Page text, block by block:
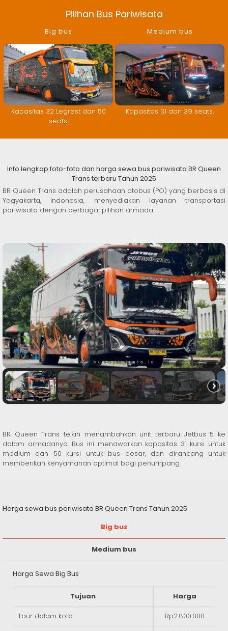
Pilihan Bus Pariwisata
Big bus
Kapasitas 32 Legrest dan 50
seats.
Medium bus
Kapasitas 31 dan 39 seats.
Info lengkap foto-foto dan harga sewa bus pariwisata BR Queen
Trans terbaru Tahun 2025
BR Queen Trans adalah perusahaan otobus (PO) yang berbasis di
Yogyakarta, Indonesia, menyediakan layanan transportasi
pariwisata dengan berbagai pilihan armada.
BR Queen Trans telah menambahkan unit terbaru Jetbus 5 ke
dalam armadanya. Bus ini menawarkan kapasitas 31 kursi untuk
medium dan 50 kursi untuk bus besar, dan dirancang untuk
memberikan kenyamanan optimal bagi penumpang.
Harga sewa bus pariwisata BR Queen Trans Tahun 2025
Big bus
Medium bus
Harga Sewa Big Bus
Tujuan Harga
Tour dalam kota Rp2.800.000